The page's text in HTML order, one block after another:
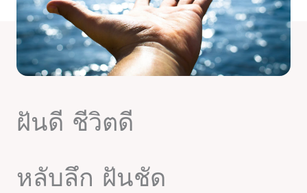
ฝันดี ชีวิตดี
หลับลึก ฝันชัด